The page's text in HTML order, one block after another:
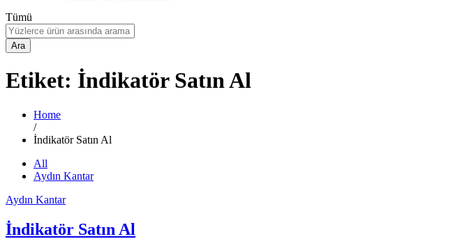
Tümü
Ara
Etiket: İndikatör Satın Al
Home
/
İndikatör Satın Al
All
Aydın Kantar
Aydın Kantar
İndikatör Satın Al